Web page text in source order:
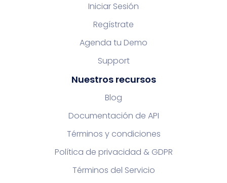
Iniciar Sesión
Regístrate
Agenda tu Demo
Support
Nuestros recursos
Blog
Documentación de API
Términos y condiciones
Política de privacidad & GDPR
Términos del Servicio